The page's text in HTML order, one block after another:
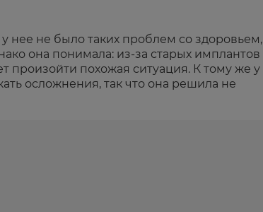
нее не было таких проблем со здоровьем,
она понимала: из-за старых имплантов
произойти похожая ситуация. К тому же у
осложнения, так что она решила не